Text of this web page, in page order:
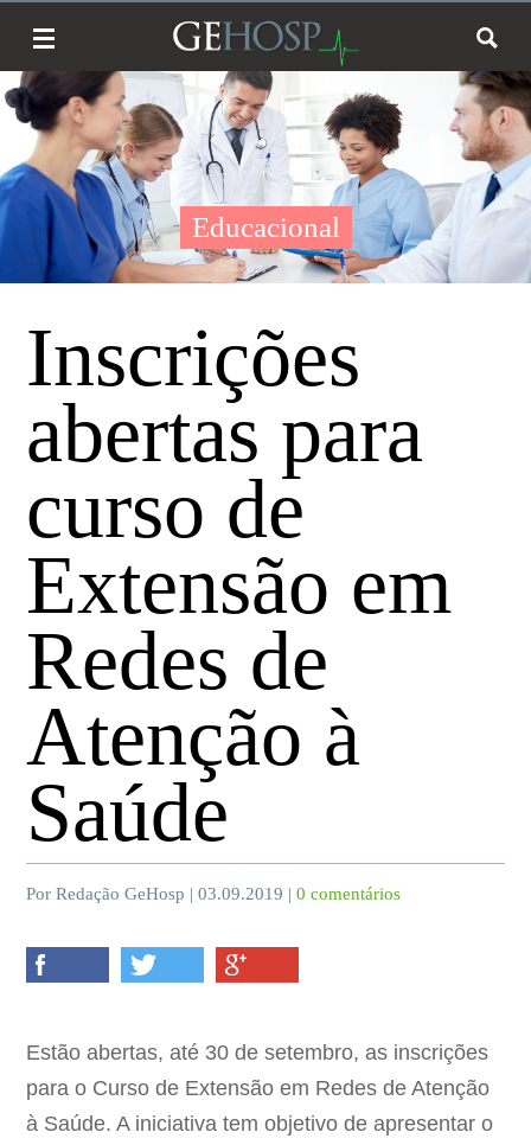
Educacional
Inscrições
abertas para
curso de
Extensão em
Redes de
Atenção à
Saúde
Por Redação GeHosp | 03.09.2019 |0 comentários
Estão abertas, até 30 de setembro, as inscrições
para o Curso de Extensão em Redes de Atenção
à Saúde. A iniciativa tem objetivo de apresentar o